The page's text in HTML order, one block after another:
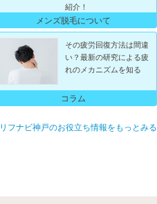
紹介！
メンズ脱毛について
その疲労回復方法は間違
い？最新の研究による疲
れのメカニズムを知る
コラム
リフナビ神戸のお役立ち情報をもっとみる